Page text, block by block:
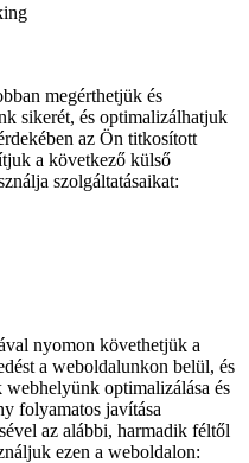
megérthetjük és
sikerét, és optimalizálhatjuk
az Ön titkosított
a következő külső
szolgáltatásaikat:
nyomon követhetjük a
a weboldalunkon belül, és
optimalizálása és
folyamatos javítása
az alábbi, harmadik féltől
ezen a weboldalon: